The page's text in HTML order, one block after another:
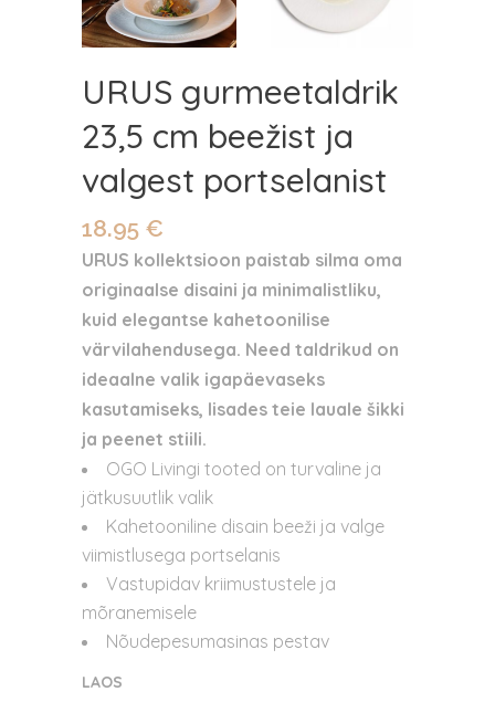
URUS gurmeetaldrik
23,5 cm beežist ja
valgest portselanist
18.95 €
URUS kollektsioon paistab silma oma
originaalse disaini ja minimalistliku,
kuid elegantse kahetoonilise
värvilahendusega. Need taldrikud on
ideaalne valik igapäevaseks
kasutamiseks, lisades teie lauale šikki
ja peenet stiili.
OGO Livingi tooted on turvaline ja
jätkusuutlik valik
Kahetooniline disain beeži ja valge
viimistlusega portselanis
Vastupidav kriimustustele ja
mõranemisele
Nõudepesumasinas pestav
LAOS